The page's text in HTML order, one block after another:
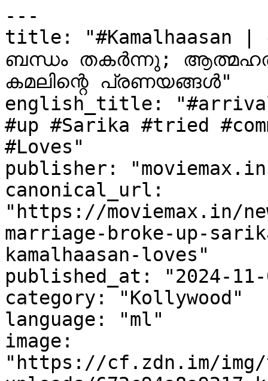
---
title: "#Kamalhaasan
ബന്ധം തകർന്നു;
കമലിന്റെ പ്രണയങ്ങള്‍"
english_title: "#arrival
#up #Sarika #tried
#Loves"
publisher:
canonical_url:
"https://moviemax.in/
marriage-broke-up-
kamalhaasan-loves"
published_at: "2024-11-
category: "Kollywood"
language: "ml"
image:
"https://cf.zdn.im/img/